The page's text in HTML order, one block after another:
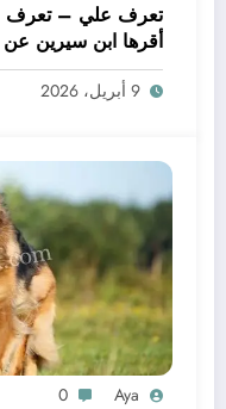
تعرف علي – تعرف
أقرها ابن سيرين
لحم – بالتفصيل
9 أبريل، 2026
Aya
0